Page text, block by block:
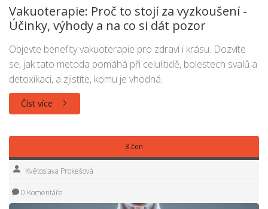
Vakuoterapie: Proč to stojí za vyzkoušení -
Účinky, výhody a na co si dát pozor
Objevte benefity vakuoterapie pro zdraví i krásu. Dozvíte
se, jak tato metoda pomáhá při celulitidě, bolestech svalů a
detoxikaci, a zjistíte, komu je vhodná.
Číst více
3 čen
Květoslava Prokešová
0 Komentáře